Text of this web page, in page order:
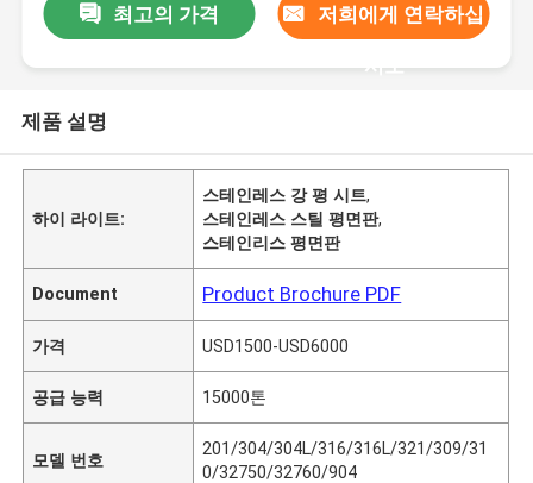
최고의 가격 저희에게 연락하십
시오
제품 설명
하이 라이트:
스테인레스 강 평 시트,
스테인레스 스틸 평면판,
스테인리스 평면판
Document Product Brochure PDF
가격 USD1500-USD6000
공급 능력 15000톤
모델 번호
201/304/304L/316/316L/321/309/31
0/32750/32760/904